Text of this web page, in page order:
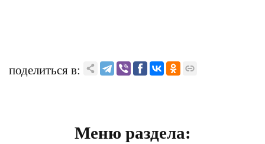
поделиться в:
Меню раздела: